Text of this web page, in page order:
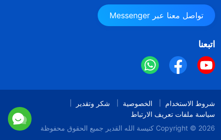
تواصل معنا عبر Messenger
اتبعنا
شروط الاستخدام الخصوصية
شكر وتقدير
سياسة ملفات تعريف الارتباط
Copyright © 2026 كنيسة الله القدير جميع الحقوق محفوظة